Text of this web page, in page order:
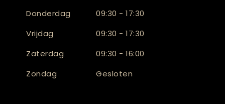
Donderdag
09:30 - 17:30
Vrijdag
09:30 - 17:30
Zaterdag
09:30 - 16:00
Zondag
Gesloten